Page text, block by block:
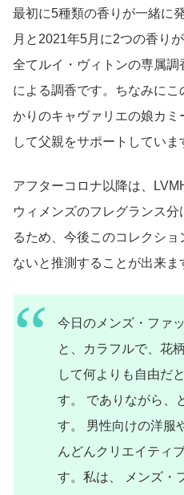
最初に5種類の香りが一緒に
月と2021年5月に2つの香り
全てルイ・ヴィトンの専属調
による調香です。ちなみに
かりのキャヴァリエの娘カ
して父親をサポートしていま
アフターコロナ以降は、
ウィメンズのフレグランス
るため、今後このコレクシ
ないと推測することが出来ま
今日のメンズ・ファ
と、カラフルで、花
して何よりも自由だ
す。
でありながら、
す。
男性向けの洋服
んどんクリエイティ
す。私は、
メンズ・